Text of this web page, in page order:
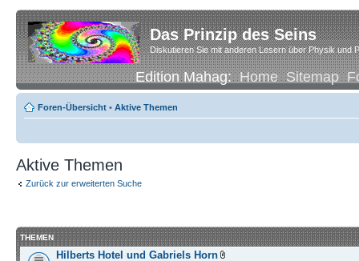
Das Prinzip des Seins
Diskutieren Sie mit anderen Lesern über Physik und
Edition Mahag:Home Sitemap
Foren-Übersicht • Aktive Themen
Aktive Themen
Zurück zur erweiterten Suche
THEMEN
Hilberts Hotel und Gabriels Horn